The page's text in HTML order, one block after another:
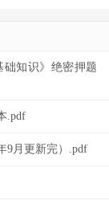
础知识》绝密押题
.pdf
9月更新完）.pdf